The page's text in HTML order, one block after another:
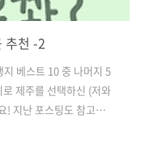
추천 -2
베스트 10 중 나머지 5
제주를 선택하신 (저와
! 지난 포스팅도 참고해
제주도 가볼만한 곳